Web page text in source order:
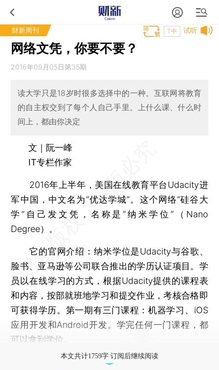
财新周刊 试听
T中
网络文凭，你要不要？
2016年09月05日第35期
读大学只是18岁时很多选择中的一种。互联网将教育
的自主权交到了每个人自己手里。上什么课、什么时
间上，都由你决定
文｜阮一峰
IT专栏作家
2016年上半年，美国在线教育平台Udacity进
军中国，中文名为“优达学城”。这个网络“硅谷大
学”自己发文凭，名称是“纳米学位”（Nano
Degree）。
它的官网介绍：纳米学位是Udacity与谷歌、
脸书、亚马逊等公司联合推出的学历认证项目。学
员以在线学习的方式，根据Udacity提供的课程表
和内容，按部就班地学习和提交作业，考核合格即
可获得学历。第一期有三门课程：机器学习、iOS
应用开发和Android开发。学完任何一门课程，都
可以拿到学位。
本文共计1759字 订阅后继续阅读